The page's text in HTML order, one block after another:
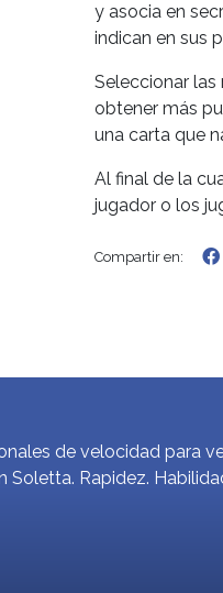
y asocia en
indican en sus
Seleccionar
obtener más
una carta que
Al final de la
jugador o los
Compartir en:
de velocidad para
Soletta. Rapidez.